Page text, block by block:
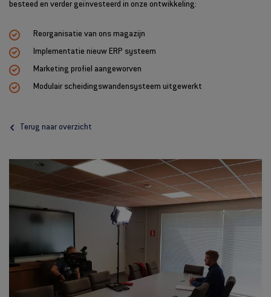
besteed en verder geïnvesteerd in onze ontwikkeling:
Reorganisatie van ons magazijn
Implementatie nieuw ERP systeem
Marketing profiel aangeworven
Modulair scheidingswandensysteem uitgewerkt
Terug naar overzicht